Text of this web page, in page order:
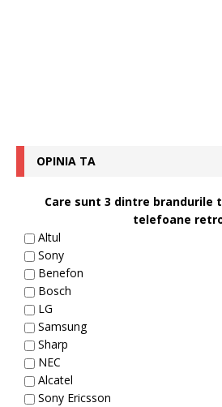
OPINIA TA
Care sunt 3 dintre brandurile
telefoane
Altul
Sony
Benefon
Bosch
LG
Samsung
Sharp
NEC
Alcatel
Sony Ericsson